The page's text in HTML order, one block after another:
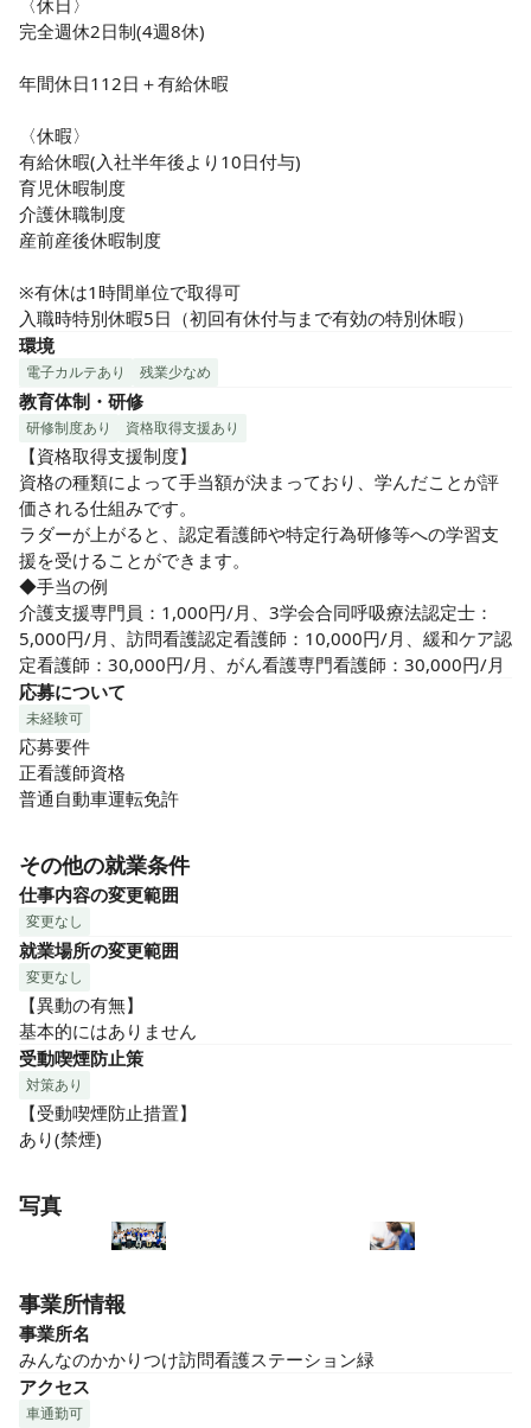
〈休日〉
完全週休2日制(4週8休)
年間休日112日＋有給休暇
〈休暇〉
有給休暇(入社半年後より10日付与)
育児休暇制度
介護休職制度
産前産後休暇制度
※有休は1時間単位で取得可
入職時特別休暇5日（初回有休付与まで有効の特別休暇）
環境
電子カルテあり 残業少なめ
教育体制・研修
研修制度あり 資格取得支援あり
【資格取得支援制度】
資格の種類によって手当額が決まっており、学んだことが評
価される仕組みです。
ラダーが上がると、認定看護師や特定行為研修等への学習支
援を受けることができます。
◆手当の例
介護支援専門員：1,000円/月、3学会合同呼吸療法認定士：
5,000円/月、訪問看護認定看護師：10,000円/月、緩和ケア認
定看護師：30,000円/月、がん看護専門看護師：30,000円/月
応募について
未経験可
応募要件
正看護師資格
普通自動車運転免許
その他の就業条件
仕事内容の変更範囲
変更なし
就業場所の変更範囲
変更なし
【異動の有無】
基本的にはありません
受動喫煙防止策
対策あり
【受動喫煙防止措置】
あり(禁煙)
写真
事業所情報
事業所名
みんなのかかりつけ訪問看護ステーション緑
アクセス
車通勤可